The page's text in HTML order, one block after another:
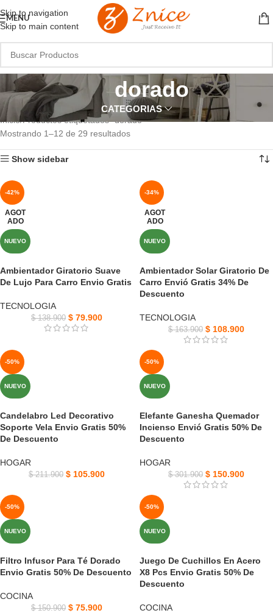
Skip to navigation
Skip to main content
MENU
dorado
CATEGORIAS
Inicio Productos etiquetados “dorado”
Mostrando 1–12 de 29 resultados
Show sidebar
-42%
AGOT
ADO
NUEVO
Ambientador Giratorio Suave
De Lujo Para Carro Envio Gratis
TECNOLOGIA
$138.900 $ 79.900
-34%
AGOT
ADO
NUEVO
Ambientador Solar Giratorio De
Carro Envió Gratis 34% De
Descuento
TECNOLOGIA
$163.900 $ 108.900
-50%
NUEVO
Candelabro Led Decorativo
Soporte Vela Envio Gratis 50%
De Descuento
HOGAR
$211.900 $ 105.900
-50%
NUEVO
Elefante Ganesha Quemador
Incienso Envió Gratis 50% De
Descuento
HOGAR
$301.900 $ 150.900
-50%
NUEVO
Filtro Infusor Para Té Dorado
Envio Gratis 50% De Descuento
COCINA
$150.900 $ 75.900
-50%
NUEVO
Juego De Cuchillos En Acero
X8 Pcs Envio Gratis 50% De
Descuento
COCINA